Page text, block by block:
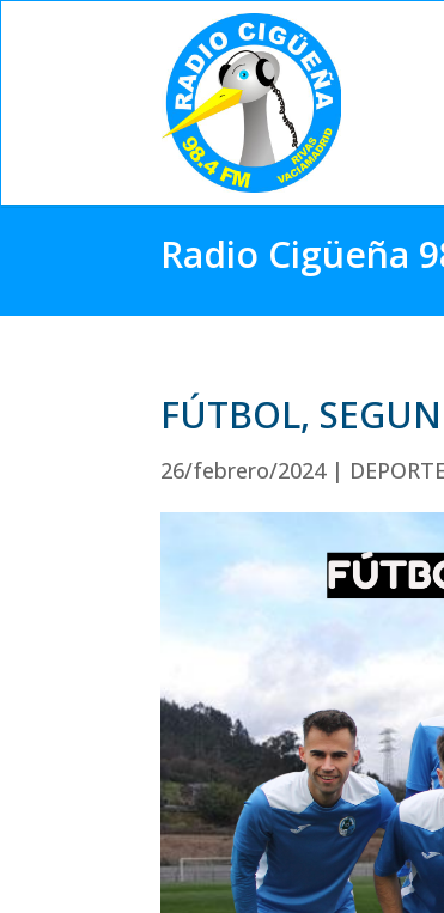
Radio Cigüeña
FÚTBOL,
26/febrero/2024|